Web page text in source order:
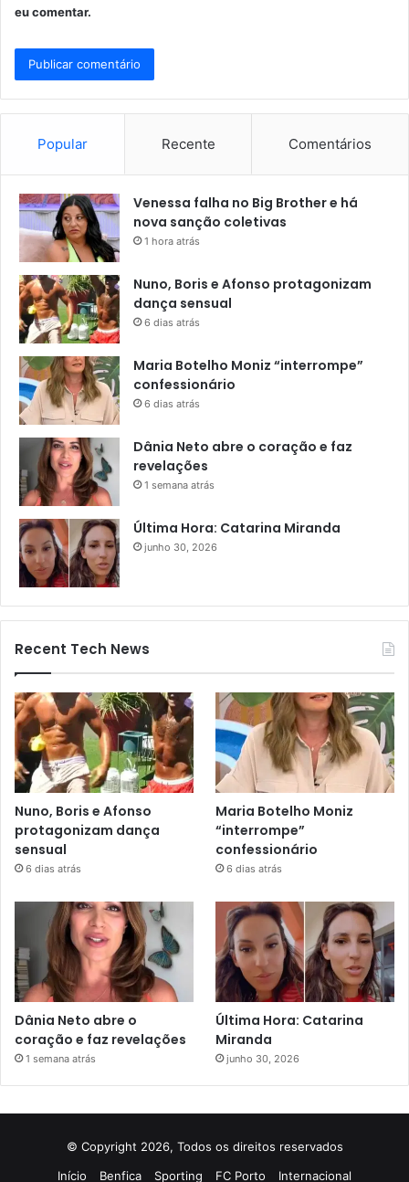
eu comentar.
Popular Recente Comentários
Venessa falha no Big Brother e há
nova sanção coletivas
1 hora atrás
Nuno, Boris e Afonso protagonizam
dança sensual
6 dias atrás
Maria Botelho Moniz “interrompe”
confessionário
6 dias atrás
Dânia Neto abre o coração e faz
revelações
1 semana atrás
Última Hora: Catarina Miranda
junho 30, 2026
Recent Tech News
Nuno, Boris e Afonso
protagonizam dança
sensual
6 dias atrás
Maria Botelho Moniz
“interrompe”
confessionário
6 dias atrás
Dânia Neto abre o
coração e faz revelações
1 semana atrás
Última Hora: Catarina
Miranda
junho 30, 2026
© Copyright 2026, Todos os direitos reservados
Início
Benfica Sporting FC Porto Internacional